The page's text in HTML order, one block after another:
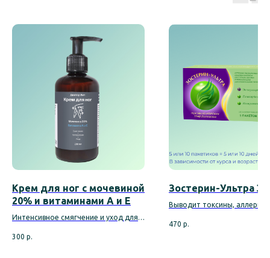
Крем для ног с мочевиной
20% и витаминами А и E
Интенсивное смягчение и уход для
300 р.
Зостерин-Ультра
Выводит токсины,
микрофлору кишечника,
470 р.